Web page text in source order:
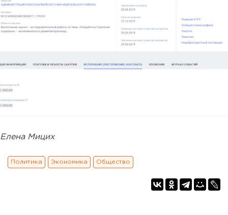
Елена Мицих
Политика Экономика Общество